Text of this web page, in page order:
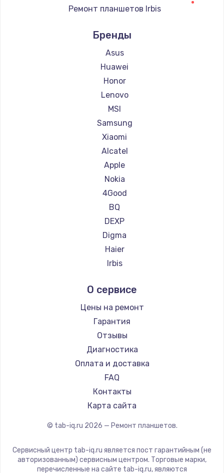
Ремонт планшетов Irbis
Ремонт планшетов Microsoft
Ремонт планшетов BlackView
Ремонт планшетов Amazon
Ремонт планшетов Aquarius
Ремонт планшетов Philips
Ремонт планшетов Dell
Ремонт планшетов HP
Ремонт планшетов Getac
Ремонт планшетов ZTE
Ремонт планшетов Google
Ремонт планшетов Navitel
Ремонт планшетов Teclast
Ремонт планшетов CHUWI
Бренды
Asus
Huawei
Honor
Lenovo
MSI
Samsung
Xiaomi
Alcatel
Apple
Nokia
4Good
BQ
DEXP
Digma
Haier
Irbis
Microsoft
BlackView
Amazon
Aquarius
Philips
Dell
HP
Getac
ZTE
CHUWI
О сервисе
Цены на ремонт
Гарантия
Отзывы
Диагностика
Оплата и доставка
FAQ
Контакты
Карта сайта
© tab-iq.ru 2026 — Ремонт планшетов.
Сервисный центр tab-iq.ru является пост гарантийным (не
авторизованным) сервисным центром. Торговые марки,
перечисленные на сайте tab-iq.ru, являются